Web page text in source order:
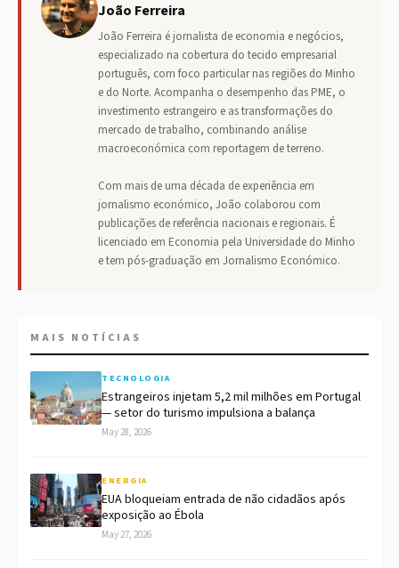
João Ferreira
João Ferreira é jornalista de economia e negócios,
especializado na cobertura do tecido empresarial
português, com foco particular nas regiões do Minho
e do Norte. Acompanha o desempenho das PME, o
investimento estrangeiro e as transformações do
mercado de trabalho, combinando análise
macroeconómica com reportagem de terreno.
Com mais de uma década de experiência em
jornalismo económico, João colaborou com
publicações de referência nacionais e regionais. É
licenciado em Economia pela Universidade do Minho
e tem pós-graduação em Jornalismo Económico.
MAIS NOTÍCIAS
TECNOLOGIA
Estrangeiros injetam 5,2 mil milhões em Portugal
— setor do turismo impulsiona a balança
May 28, 2026
ENERGIA
EUA bloqueiam entrada de não cidadãos após
exposição ao Ébola
May 27, 2026